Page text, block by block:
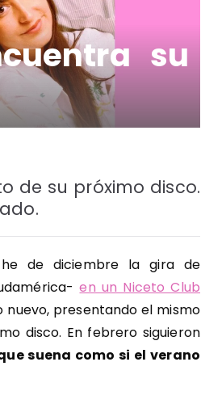
su
de su próximo disco.
de diciembre la gira de
en un Niceto Club
nuevo, presentando el mismo
disco. En febrero siguieron
suena como si el verano